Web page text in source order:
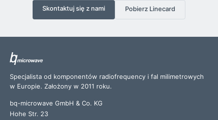
Skontaktuj się z nami Pobierz Linecard
Specjalista od komponentów radiofrequency i fal milimetrowych
w Europie. Założony w 2011 roku.
bq-microwave GmbH & Co. KG
Hohe Str. 23